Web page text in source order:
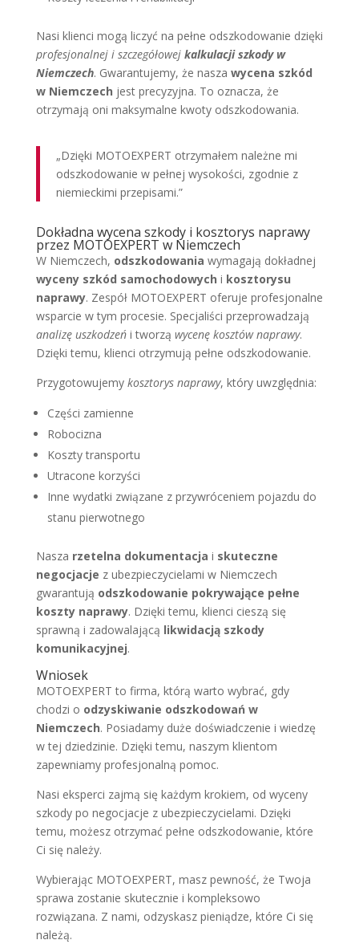
Nasi klienci mogą liczyć na pełne odszkodowanie dzięki
profesjonalnej i szczegółowej kalkulacji szkody w
Niemczech. Gwarantujemy, że nasza wycena szkód
w Niemczech jest precyzyjna. To oznacza, że
otrzymają oni maksymalne kwoty odszkodowania.
„Dzięki MOTOEXPERT otrzymałem należne mi
odszkodowanie w pełnej wysokości, zgodnie z
niemieckimi przepisami.”
Dokładna wycena szkody i kosztorys naprawy
przez MOTOEXPERT w Niemczech
W Niemczech, odszkodowania wymagają dokładnej
wyceny szkód samochodowych i kosztorysu
naprawy. Zespół MOTOEXPERT oferuje profesjonalne
wsparcie w tym procesie. Specjaliści przeprowadzają
analizę uszkodzeńi tworzą wycenę kosztów naprawy.
Dzięki temu, klienci otrzymują pełne odszkodowanie.
Przygotowujemy kosztorys naprawy, który uwzględnia:
Części zamienne
Robocizna
Koszty transportu
Utracone korzyści
Inne wydatki związane z przywróceniem pojazdu do
stanu pierwotnego
Nasza rzetelna dokumentacja i skuteczne
negocjacje z ubezpieczycielami w Niemczech
gwarantują odszkodowanie pokrywające pełne
koszty naprawy. Dzięki temu, klienci cieszą się
sprawną i zadowalającą likwidacją szkody
komunikacyjnej.
Wniosek
MOTOEXPERT to firma, którą warto wybrać, gdy
chodzi o odzyskiwanie odszkodowań w
Niemczech. Posiadamy duże doświadczenie i wiedzę
w tej dziedzinie. Dzięki temu, naszym klientom
zapewniamy profesjonalną pomoc.
Nasi eksperci zajmą się każdym krokiem, od wyceny
szkody po negocjacje z ubezpieczycielami. Dzięki
temu, możesz otrzymać pełne odszkodowanie, które
Ci się należy.
Wybierając MOTOEXPERT, masz pewność, że Twoja
sprawa zostanie skutecznie i kompleksowo
rozwiązana. Z nami, odzyskasz pieniądze, które Ci się
należą.